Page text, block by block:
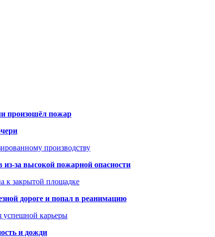
произошёл пожар
производству
за высокой пожарной опасности
к закрытой площадке
дороге и попал в реанимацию
успешной карьеры
и дожди